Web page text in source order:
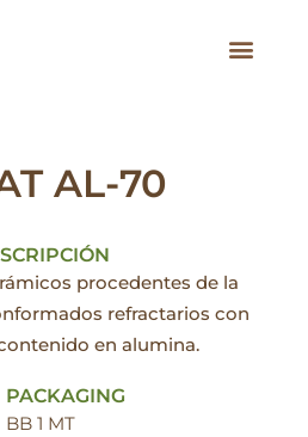
AL-70
procedentes de la
refractarios con
en alumina.
PACKAGING
BB 1 MT